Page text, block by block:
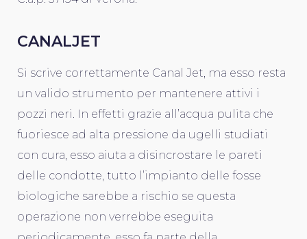
CANALJET
Si scrive correttamente Canal Jet, ma esso resta
un valido strumento per mantenere attivi i
pozzi neri. In effetti grazie all’acqua pulita che
fuoriesce ad alta pressione da ugelli studiati
con cura, esso aiuta a disincrostare le pareti
delle condotte, tutto l’impianto delle fosse
biologiche sarebbe a rischio se questa
operazione non verrebbe eseguita